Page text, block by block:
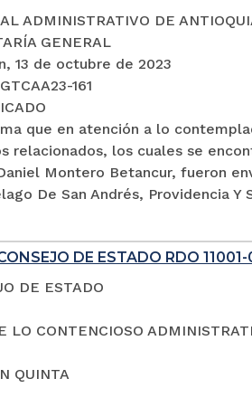
ADMINISTRATIVO DE
GENERAL
13 de octubre de 2023
161
que en atención a lo
relacionados, los cuales se
Montero Betancur, fueron
De San Andrés, Providencia Y
DE ESTADO RDO
DE ESTADO
LO CONTENCIOSO
QUINTA